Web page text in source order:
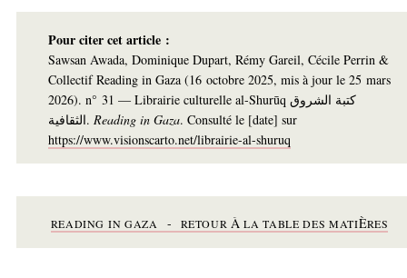
Pour citer cet article :
Sawsan Awada, Dominique Dupart, Rémy Gareil, Cécile Perrin &
Collectif Reading in Gaza (16 octobre 2025, mis à jour le 25 mars
2026). n° 31 — Librairie culturelle al-Shurūq كتبة الشروق
الثقافية. Reading in Gaza. Consulté le [date] sur
https://www.visionscarto.net/librairie-al-shuruq
READING IN GAZA - RETOUR ÀLA TABLE DES MATIÈRES